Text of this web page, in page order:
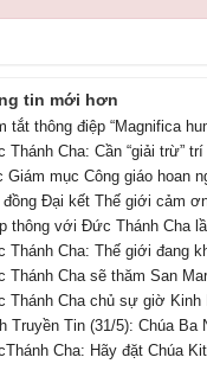
tin mới hơn
tắt thông điệp “Magnifica
Thánh Cha: Cần “giải trừ”
Giám mục Công giáo hoan
đồng Đại kết Thế giới cảm
thông với Đức Thánh Cha
Thánh Cha: Thế giới đang
Thánh Cha sẽ thăm San
Thánh Cha chủ sự giờ Kinh
Truyền Tin (31/5): Chúa
Cha: Hãy đặt Chúa